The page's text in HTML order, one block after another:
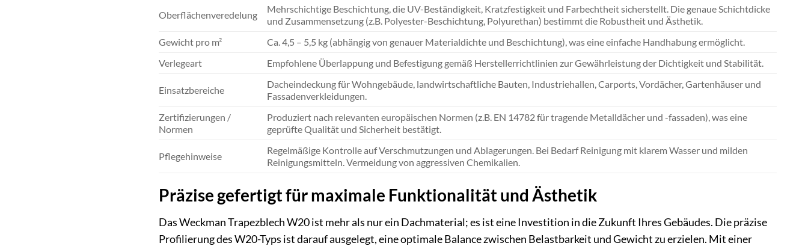
Oberflächenveredelung
Mehrschichtige Beschichtung, die UV-Beständigkeit, Kratzfestigkeit und Farbechtheit sicherstellt. Die genaue Schichtdicke
und Zusammensetzung (z.B. Polyester-Beschichtung, Polyurethan) bestimmt die Robustheit und Ästhetik.
Gewicht pro m²
Ca. 4,5 – 5,5 kg (abhängig von genauer Materialdichte und Beschichtung), was eine einfache Handhabung ermöglicht.
Verlegeart
Empfohlene Überlappung und Befestigung gemäß Herstellerrichtlinien zur Gewährleistung der Dichtigkeit und Stabilität.
Einsatzbereiche
Dacheindeckung für Wohngebäude, landwirtschaftliche Bauten, Industriehallen, Carports, Vordächer, Gartenhäuser und
Fassadenverkleidungen.
Zertifizierungen /
Normen
Produziert nach relevanten europäischen Normen (z.B. EN 14782 für tragende Metalldächer und -fassaden), was eine
geprüfte Qualität und Sicherheit bestätigt.
Pflegehinweise
Regelmäßige Kontrolle auf Verschmutzungen und Ablagerungen. Bei Bedarf Reinigung mit klarem Wasser und milden
Reinigungsmitteln. Vermeidung von aggressiven Chemikalien.
Präzise gefertigt für maximale Funktionalität und Ästhetik
Das Weckman Trapezblech W20 ist mehr als nur ein Dachmaterial; es ist eine Investition in die Zukunft Ihres Gebäudes. Die präzise
Profilierung des W20-Typs ist darauf ausgelegt, eine optimale Balance zwischen Belastbarkeit und Gewicht zu erzielen. Mit einer